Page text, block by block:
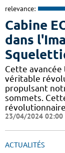
relevance:
Cabine
dans
Cette
véritable
propulsant
sommets.
23/04/2024 02:00
ACTUALITÉS